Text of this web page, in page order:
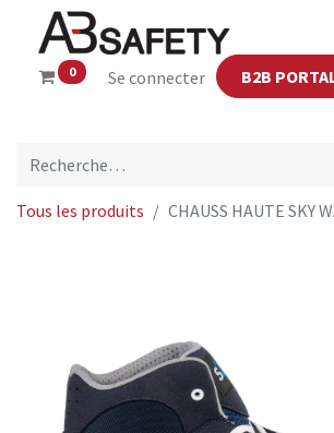
0 Se connecter B2B
Tous les produits CHAUSS HAUTE SKY